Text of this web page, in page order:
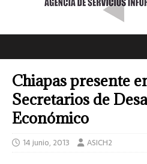
Chiapas presente
Secretarios de
Económico
14 junio, 2013 ASICH2